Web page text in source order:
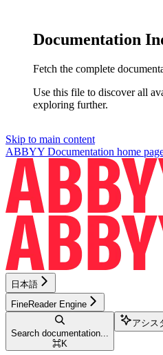
Documentation
Fetch the complete
Use this file to discover all
exploring further.
Skip to main content
ABBYY Documentation home
日本語
FineReader Engine
Search documentation...
⌘K
アシス